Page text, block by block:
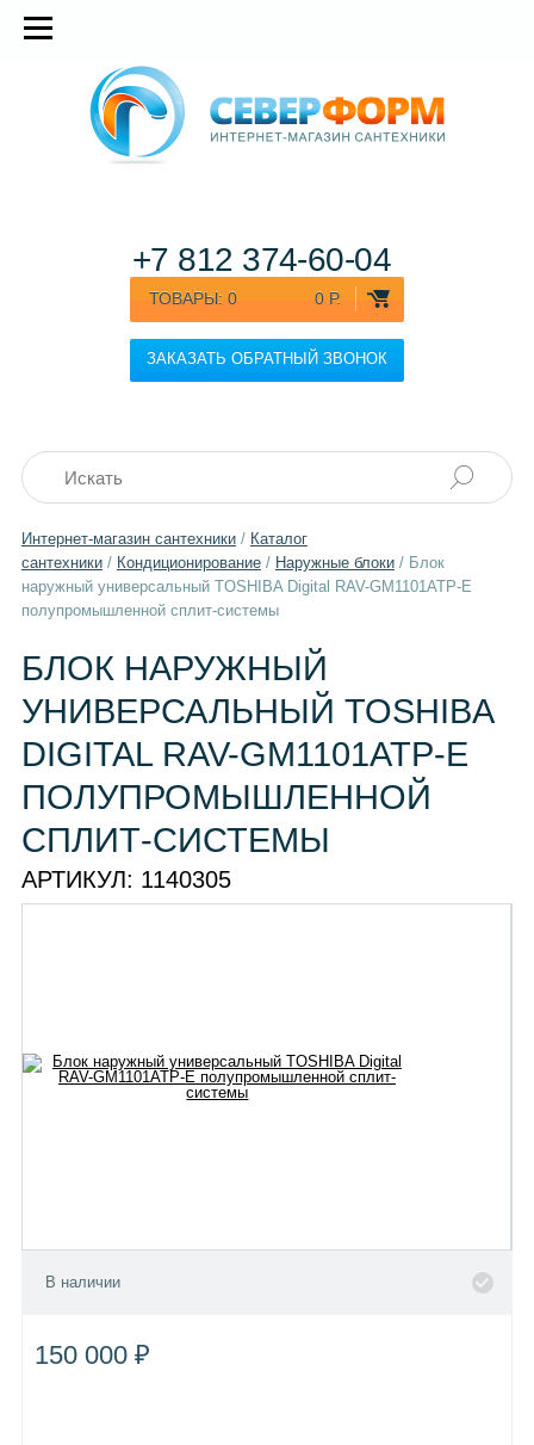
ТОВАРЫ: 0 0 Р.
ЗАКАЗАТЬ ОБРАТНЫЙ ЗВОНОК
+7 812 374-60-04
Интернет-магазин сантехники/ Каталог
сантехники/ Кондиционирование/ Наружные блоки/ Блок
наружный универсальный TOSHIBA Digital RAV-GM1101ATP-E
полупромышленной сплит-системы
БЛОК НАРУЖНЫЙ
УНИВЕРСАЛЬНЫЙ TOSHIBA
DIGITAL RAV-GM1101ATP-E
ПОЛУПРОМЫШЛЕННОЙ
СПЛИТ-СИСТЕМЫ
АРТИКУЛ: 1140305
В наличии
150 000 ₽